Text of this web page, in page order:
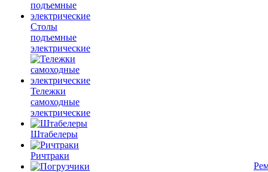
Столы
подъемные
электрические
Тележки
самоходные
электрические
Штабелеры
Ричтраки